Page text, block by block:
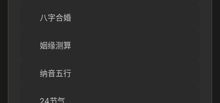
八字合婚
姻缘测算
纳音五行
24节气